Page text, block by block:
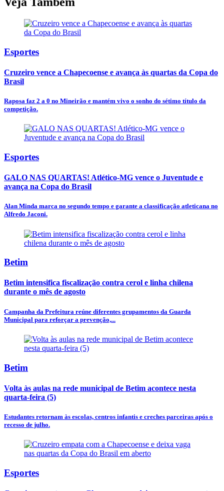
Esportes
Cruzeiro vence a Chapecoense e avança às quartas da Copa do
Brasil
Raposa faz 2 a 0 no Mineirão e mantém vivo o sonho do sétimo título da
competição.
Esportes
GALO NAS QUARTAS! Atlético-MG vence o Juventude e
avança na Copa do Brasil
Alan Minda marca no segundo tempo e garante a classificação atleticana no
Alfredo Jaconi.
Betim
Betim intensifica fiscalização contra cerol e linha chilena
durante o mês de agosto
Campanha da Prefeitura reúne diferentes grupamentos da Guarda
Municipal para reforçar a prevenção,...
Betim
Volta às aulas na rede municipal de Betim acontece nesta
quarta-feira (5)
Estudantes retornam às escolas, centros infantis e creches parceiras após o
recesso de julho.
Esportes